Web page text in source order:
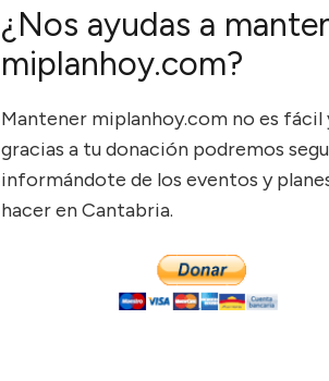
¿Nos ayudas a
miplanhoy.com?
Mantener miplanhoy.com no es fácil
gracias a tu donación podremos
informándote de los eventos y
hacer en Cantabria.